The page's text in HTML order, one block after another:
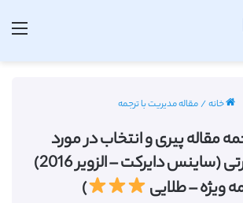
خانه/مقاله مدیریت با ترجمه
مقاله پیری و انتخاب در مورد
مجموعه تجارتی (ساینس دایرکت – الزویر 2016)
ویژه – طلایی
)